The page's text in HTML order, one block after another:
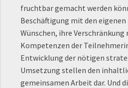
fruchtbar gemacht werden
Beschäftigung mit den
Wünschen, ihre
Kompetenzen der
Entwicklung der nötigen
Umsetzung stellen den
gemeinsamen Arbeit dar. Und